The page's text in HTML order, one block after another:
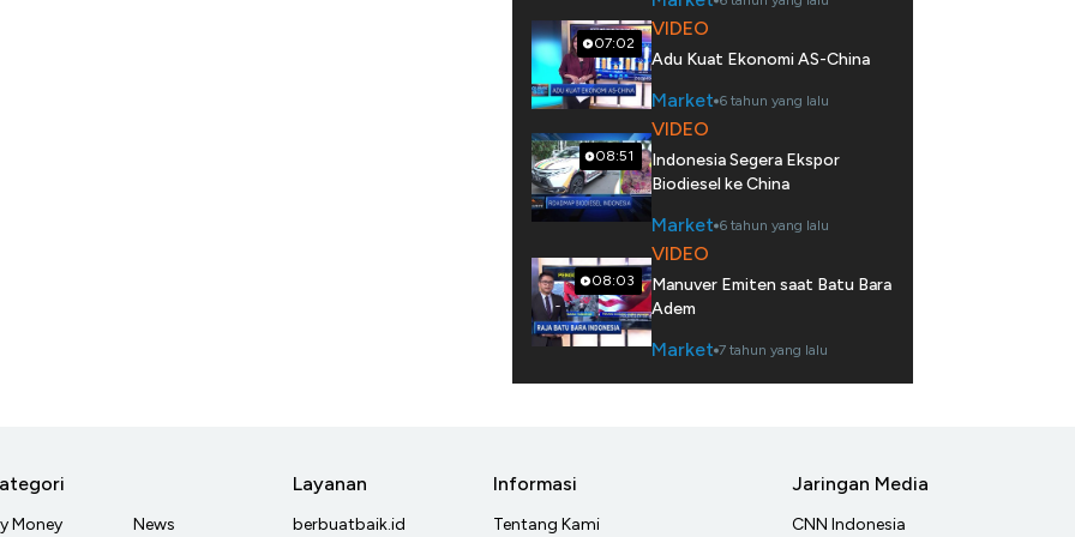
07:02
VIDEO
Adu Kuat Ekonomi AS-China
Market 6 tahun yang lalu
08:51
VIDEO
Indonesia Segera Ekspor
Biodiesel ke China
Market 6 tahun yang lalu
08:03
VIDEO
Manuver Emiten saat Batu Bara
Adem
Market 7 tahun yang lalu
Money News
Layanan
berbuatbaik.id
Informasi
Tentang Kami
Jaringan Media
CNN Indonesia